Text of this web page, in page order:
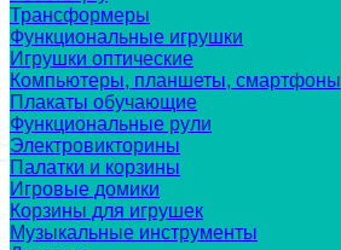
Трансформеры
Функциональные игрушки
Игрушки оптические
Компьютеры, планшеты, смартфоны
Плакаты обучающие
Функциональные рули
Электровикторины
Палатки и корзины
Игровые домики
Корзины для игрушек
Музыкальные инструменты